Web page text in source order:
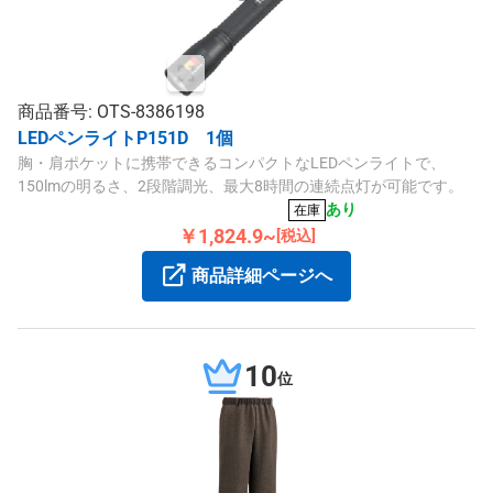
商品番号: OTS-8386198
LEDペンライトP151D 1個
胸・肩ポケットに携帯できるコンパクトなLEDペンライトで、
150lmの明るさ、2段階調光、最大8時間の連続点灯が可能です。
在庫 あり
￥1,824.9~ [税込]
商品詳細ページへ
10位